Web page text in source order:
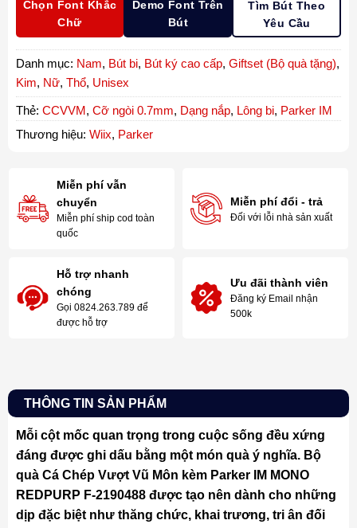
Chọn Font Khắc
Chữ
Demo Font Trên
Bút
Tìm Bút Theo
Yêu Cầu
Danh mục: Nam, Bút bi, Bút ký cao cấp, Giftset (Bộ quà tặng),
Kim, Nữ, Thổ, Unisex
Thẻ: CCVVM, Cỡ ngòi 0.7mm, Dạng nắp, Lông bi, Parker IM
Thương hiệu: Wiix, Parker
Miễn phí vẫn
chuyển
Miễn phí ship cod toàn
quốc
Miễn phí đổi - trả
Đối với lỗi nhà sản xuất
Hỗ trợ nhanh
chóng
Gọi 0824.263.789 để
được hỗ trợ
Ưu đãi thành viên
Đăng ký Email nhận
500k
THÔNG TIN SẢN PHẨM
Mỗi cột mốc quan trọng trong cuộc sống đều xứng
đáng được ghi dấu bằng một món quà ý nghĩa. Bộ
quà Cá Chép Vượt Vũ Môn kèm Parker IM MONO
REDPURP F-2190488 được tạo nên dành cho những
dịp đặc biệt như thăng chức, khai trương, tri ân đối